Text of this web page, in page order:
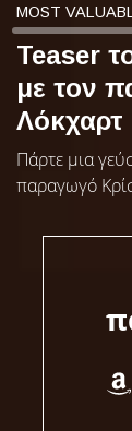
MOST
Teaser
με τον
Λόκχαρτ
Πάρτε μια
παραγωγό